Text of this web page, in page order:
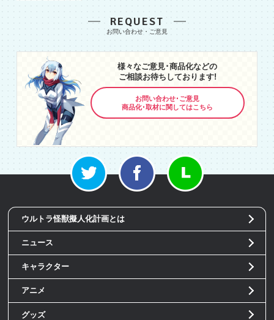
REQUEST
様々なご意見･商品化などの
ご相談お待ちしております!
お問い合わせ･ご意見
商品化･取材に関してはこちら
ウルトラ怪獣擬人化計画とは
ニュース
キャラクター
アニメ
グッズ